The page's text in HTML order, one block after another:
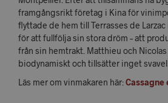
framgångsrikt företag i Kina för
flyttade de hem till Terrasses de
för att fullfölja sin stora dröm – att
från sin hemtrakt. Matthieu och
biodynamiskt och tillsätter inget svavel
Läs mer om vinmakaren här: